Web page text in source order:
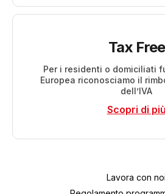
Tax Free
Per i residenti o domiciliati
Europea riconosciamo il
dell’IVA
Scopri di più
Lavora con noi